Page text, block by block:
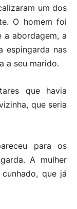
um dos
O homem foi
a abordagem, a
espingarda nas
a seu marido.
que havia
que seria
para os
A mulher
que já